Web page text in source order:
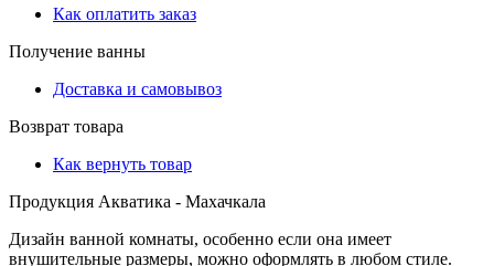
Как оплатить заказ
Получение ванны
Доставка и самовывоз
Возврат товара
Как вернуть товар
Продукция Акватика - Махачкала
Дизайн ванной комнаты, особенно если она имеет
внушительные размеры, можно оформлять в любом стиле.